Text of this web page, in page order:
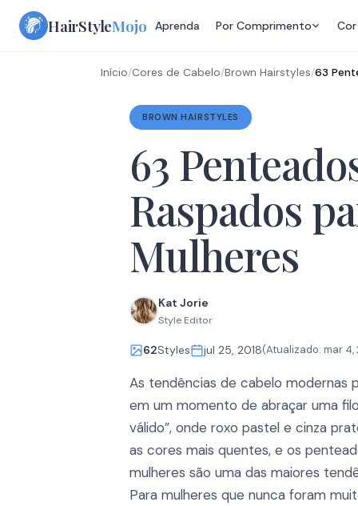
Skip
HairStyleMojo Aprenda Por Comprimento
Início/Cores de Cabelo/Brown Hairstyles/63
BROWN HAIRSTYLES
63
Raspados
Mulheres
Kat Jorie
Style Editor
62Styles jul 25, 2018(Atualizado: mar 4,
As tendências de cabelo modernas
em um momento de abraçar uma
válido”, onde roxo pastel e cinza
as cores mais quentes, e os
mulheres são uma das maiores
Para mulheres que nunca foram